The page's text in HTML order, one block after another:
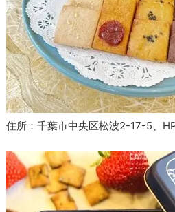
住所：千葉市中央区松波2-17-5、